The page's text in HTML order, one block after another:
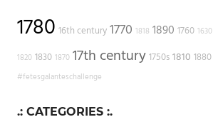
1780 16th century 1770 1818 1890 1760 1630
1820 1830 1870 17th century 1750s 1810 1880
#fetesgalanteschallenge
.: CATEGORIES :.